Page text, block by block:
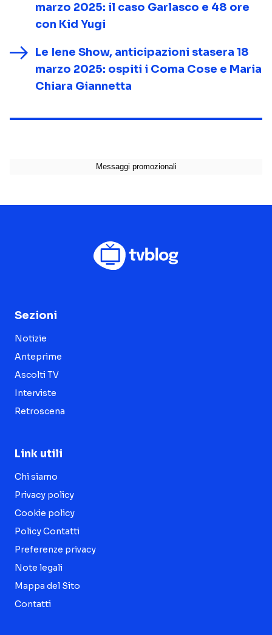
marzo 2025: il caso Garlasco e 48 ore
con Kid Yugi
Le Iene Show, anticipazioni stasera 18
marzo 2025: ospiti i Coma Cose e Maria
Chiara Giannetta
Sezioni
Notizie
Anteprime
Ascolti TV
Interviste
Retroscena
Link utili
Chi siamo
Privacy policy
Cookie policy
Policy Contatti
Preferenze privacy
Note legali
Mappa del Sito
Contatti